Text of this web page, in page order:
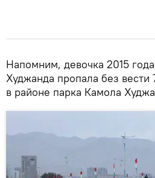
Напомним, девочка 2015
Худжанда пропала без вести
в районе парка Камола